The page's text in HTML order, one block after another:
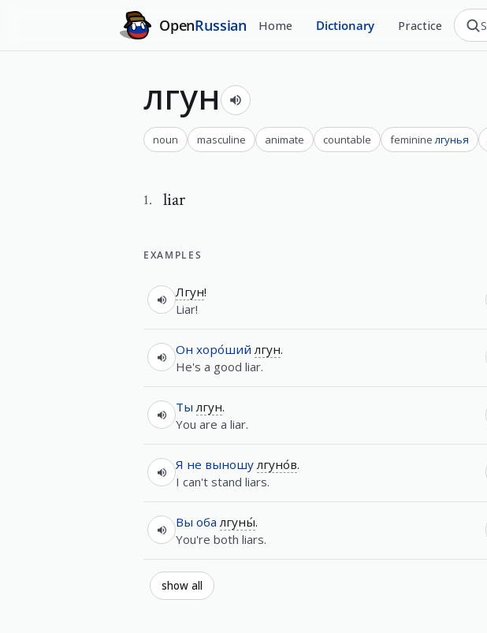
OpenRussian Home Dictionary Practice
лгун
noun masculine animate countable feminine лгунья
1. liar
EXAMPLES
Лгун!
Liar!
Он хоро́ший лгун.
He's a good liar.
Ты лгун.
You are a liar.
Я не выношу лгуно́в.
I can't stand liars.
Вы оба лгуны́.
You're both liars.
show all